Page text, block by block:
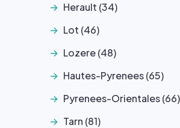
Herault (34)
Lot (46)
Lozere (48)
Hautes-Pyrenees (65)
Pyrenees-Orientales (66)
Tarn (81)